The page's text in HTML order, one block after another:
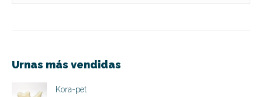
Urnas más vendidas
Kora-pet